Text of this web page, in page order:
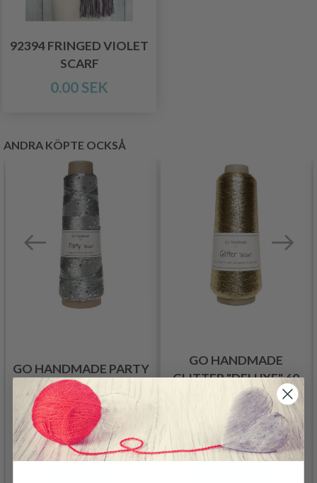
92394 FRINGED VIOLET
SCARF
0.00 SEK
ANDRA KÖPTE OCKSÅ
GO HANDMADE PARTY
DELUXE
62.95 SEK
GO HANDMADE
GLITTER "DELUXE" 60
G
91.95 SEK